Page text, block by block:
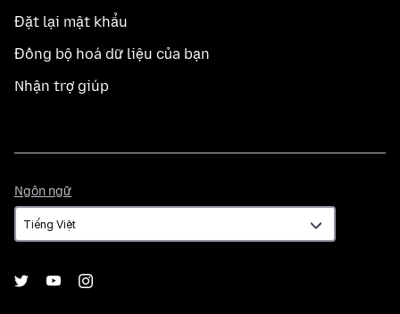
Đặt lại mật khẩu
Đồng bộ hoá dữ liệu của bạn
Nhận trợ giúp
Ngôn ngữ
ngữ